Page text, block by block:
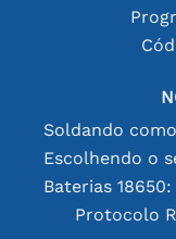
Protocolo